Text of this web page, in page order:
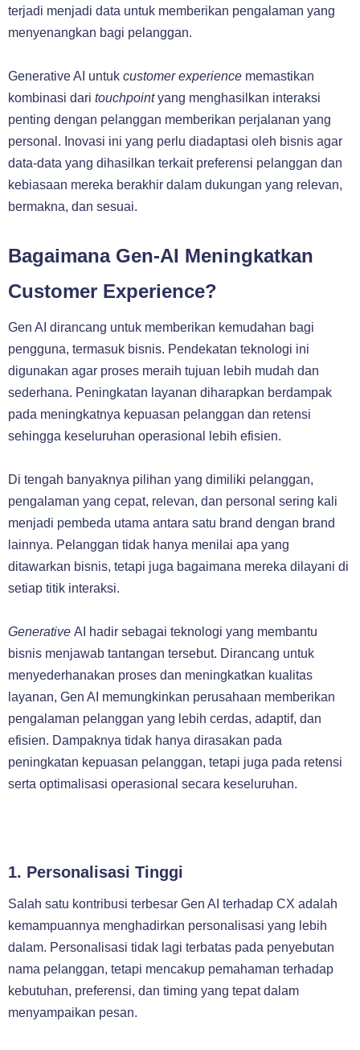
terjadi menjadi data untuk memberikan pengalaman yang
menyenangkan bagi pelanggan.
Generative AI untuk customer experience memastikan
kombinasi dari touchpointyang menghasilkan interaksi
penting dengan pelanggan memberikan perjalanan yang
personal. Inovasi ini yang perlu diadaptasi oleh bisnis agar
data-data yang dihasilkan terkait preferensi pelanggan dan
kebiasaan mereka berakhir dalam dukungan yang relevan,
bermakna, dan sesuai.
Bagaimana Gen-AI Meningkatkan
Customer Experience?
Gen AI dirancang untuk memberikan kemudahan bagi
pengguna, termasuk bisnis. Pendekatan teknologi ini
digunakan agar proses meraih tujuan lebih mudah dan
sederhana. Peningkatan layanan diharapkan berdampak
pada meningkatnya kepuasan pelanggan dan retensi
sehingga keseluruhan operasional lebih efisien.
Di tengah banyaknya pilihan yang dimiliki pelanggan,
pengalaman yang cepat, relevan, dan personal sering kali
menjadi pembeda utama antara satu brand dengan brand
lainnya. Pelanggan tidak hanya menilai apa yang
ditawarkan bisnis, tetapi juga bagaimana mereka dilayani di
setiap titik interaksi.
Generative AI hadir sebagai teknologi yang membantu
bisnis menjawab tantangan tersebut. Dirancang untuk
menyederhanakan proses dan meningkatkan kualitas
layanan, Gen AI memungkinkan perusahaan memberikan
pengalaman pelanggan yang lebih cerdas, adaptif, dan
efisien. Dampaknya tidak hanya dirasakan pada
peningkatan kepuasan pelanggan, tetapi juga pada retensi
serta optimalisasi operasional secara keseluruhan.
1. Personalisasi Tinggi
Salah satu kontribusi terbesar Gen AI terhadap CX adalah
kemampuannya menghadirkan personalisasi yang lebih
dalam. Personalisasi tidak lagi terbatas pada penyebutan
nama pelanggan, tetapi mencakup pemahaman terhadap
kebutuhan, preferensi, dan timing yang tepat dalam
menyampaikan pesan.